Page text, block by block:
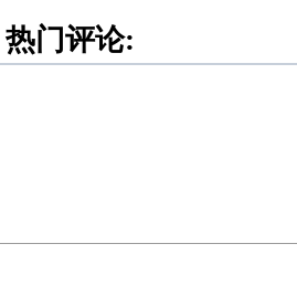
热门评论: